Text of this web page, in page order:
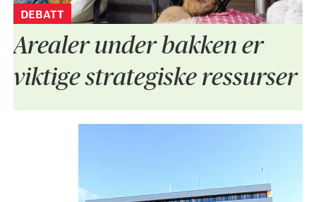
DEBATT
Arealer under bakken er
viktige strategiske ressurser